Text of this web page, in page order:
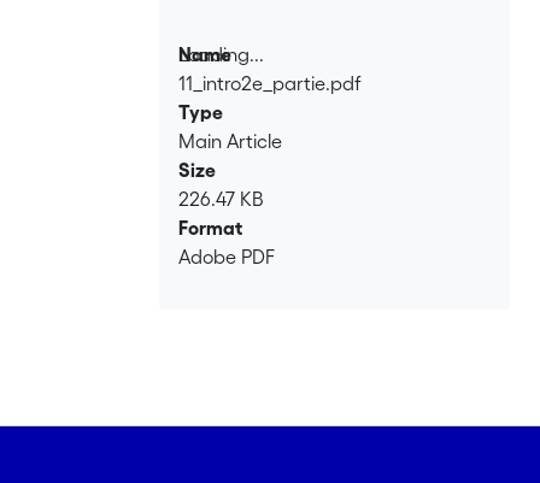
Loading...
Loading...
Name
11_intro2e_partie.pdf
Type
Main Article
Size
226.47 KB
Format
Adobe PDF